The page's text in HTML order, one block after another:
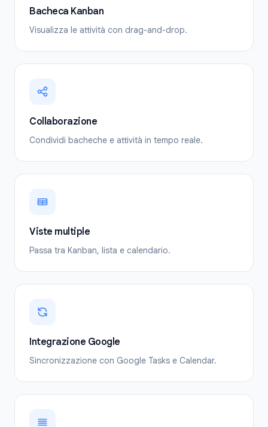
Bacheca Kanban
Visualizza le attività con drag-and-drop.
Collaborazione
Condividi bacheche e attività in tempo reale.
Viste multiple
Passa tra Kanban, lista e calendario.
Integrazione Google
Sincronizzazione con Google Tasks e Calendar.